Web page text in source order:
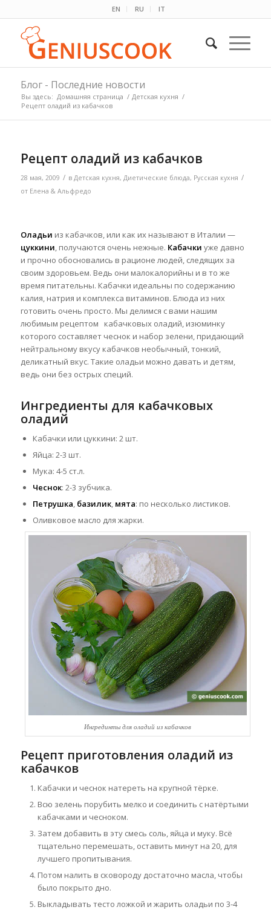
EN RU IT
Блог - Последние новости
Вы здесь: Домашняя страница / Детская кухня /
Рецепт оладий из кабачков
Рецепт оладий из кабачков
28 мая, 2009 / в Детская кухня, Диетические блюда, Русская кухня /
от Елена & Альфредо
Оладьи из кабачков, или как их называют в Италии —
цуккини, получаются очень нежные. Кабачки уже давно
и прочно обосновались в рационе людей, следящих за
своим здоровьем. Ведь они малокалорийны и в то же
время питательны. Кабачки идеальны по содержанию
калия, натрия и комплекса витаминов. Блюда из них
готовить очень просто. Мы делимся с вами нашим
любимым рецептом кабачковых оладий, изюминку
которого составляет чеснок и набор зелени, придающий
нейтральному вкусу кабачков необычный, тонкий,
деликатный вкус. Такие оладьи можно давать и детям,
ведь они без острых специй.
Ингредиенты для кабачковых
оладий
Кабачки или цуккини: 2 шт.
Яйца: 2-3 шт.
Мука: 4-5 ст.л.
Чеснок: 2-3 зубчика.
Петрушка, базилик, мята: по несколько листиков.
Оливковое масло для жарки.
Ингрединты для оладий из кабачков
Рецепт приготовления оладий из
кабачков
Кабачки и чеснок натереть на крупной тёрке.
Всю зелень порубить мелко и соединить с натёртыми
кабачками и чесноком.
Затем добавить в эту смесь соль, яйца и муку. Всё
тщательно перемешать, оставить минут на 20, для
лучшего пропитывания.
Потом налить в сковороду достаточно масла, чтобы
было покрыто дно.
Выкладывать тесто ложкой и жарить оладьи по 3-4